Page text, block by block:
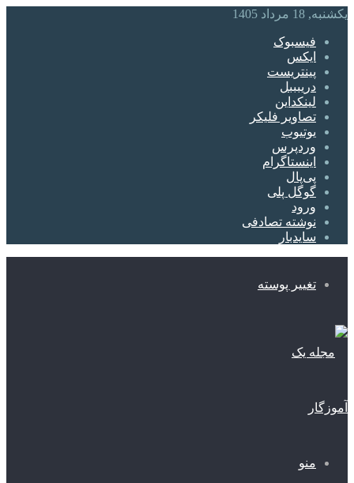
یکشنبه, 18 مرداد 1405
فیسبوک
ایکس
پینتریست
دریبببل
لینکداین
تصاویر فلیکر
یوتیوب
وردپرس
اینستاگرام
پی‌پال
گوگل پلی
ورود
نوشته تصادفی
سایدبار
تغییر پوسته
منو